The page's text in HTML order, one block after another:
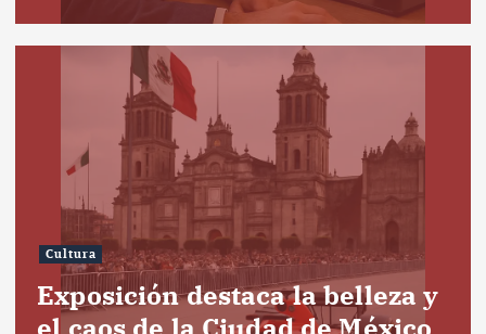
Cultura
Exposición destaca la belleza y
el caos de la Ciudad de México